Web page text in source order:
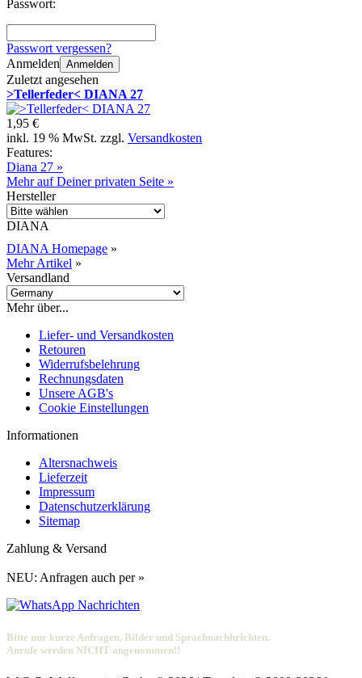
Passwort:
Passwort vergessen?
Anmelden Anmelden
Zuletzt angesehen
>Tellerfeder< DIANA 27
1,95 €
inkl. 19 % MwSt. zzgl. Versandkosten
Features:
Diana 27 »
Mehr auf Deiner privaten Seite »
Hersteller
DIANA
DIANA Homepage »
Mehr Artikel »
Versandland
Mehr über...
Liefer- und Versandkosten
Retouren
Widerrufsbelehrung
Rechnungsdaten
Unsere AGB's
Cookie Einstellungen
Informationen
Altersnachweis
Lieferzeit
Impressum
Datenschutzerklärung
Sitemap
Zahlung & Versand
NEU: Anfragen auch per »
Bitte nur kurze Anfragen, Bilder und Sprachnachhrichten.
Anrufe werden NICHT angenommen!!